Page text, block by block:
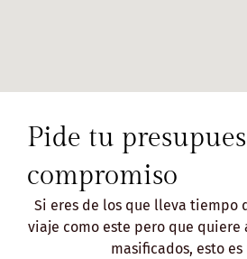
Pide tu
compromiso
Si eres de los que lleva tiempo
viaje como este pero que quiere
masificados, esto